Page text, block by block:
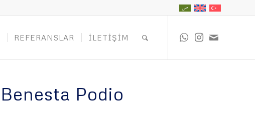
REFERANSLAR İLETIŞIM
Benesta Podio